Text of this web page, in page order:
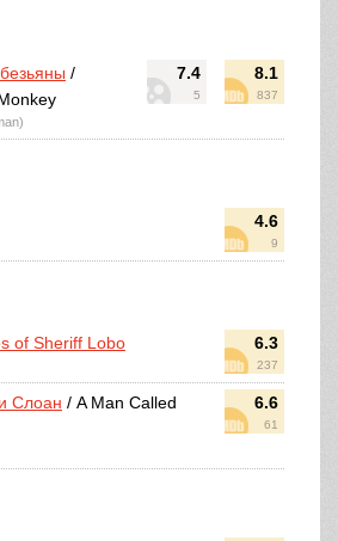
7.4
5
8.1
837
/
4.6
9
6.3
237
of Sheriff Lobo
6.6
61
Слоан / A Man Called